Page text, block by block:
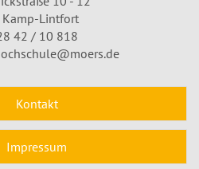
Lintfort
42 / 10 818
Kontakt
Impressum